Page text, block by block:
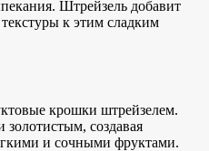
Штрейзель добавит
к этим сладким
крошки штрейзелем.
создавая
и сочными фруктами.